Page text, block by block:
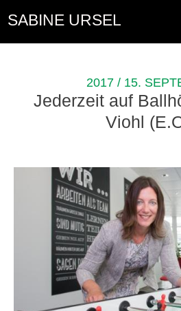
SABINE URSEL
2017 / 15.
Jederzeit auf
Viohl